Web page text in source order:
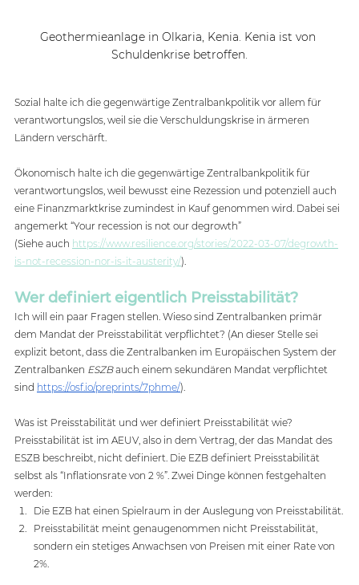
Geothermieanlage in Olkaria, Kenia. Kenia ist von
Schuldenkrise betroffen.
Sozial halte ich die gegenwärtige Zentralbankpolitik vor allem für
verantwortungslos, weil sie die Verschuldungskrise in ärmeren
Ländern verschärft.
Ökonomisch halte ich die gegenwärtige Zentralbankpolitik für
verantwortungslos, weil bewusst eine Rezession und potenziell auch
eine Finanzmarktkrise zumindest in Kauf genommen wird. Dabei sei
angemerkt “Your recession is not our degrowth”
(Siehe auch https://www.resilience.org/stories/2022-03-07/degrowth-
is-not-recession-nor-is-it-austerity/).
Wer definiert eigentlich Preisstabilität?
Ich will ein paar Fragen stellen. Wieso sind Zentralbanken primär
dem Mandat der Preisstabilität verpflichtet? (An dieser Stelle sei
explizit betont, dass die Zentralbanken im Europäischen System der
Zentralbanken ESZB auch einem sekundären Mandat verpflichtet
sind https://osf.io/preprints/7phme/).
Was ist Preisstabilität und wer definiert Preisstabilität wie?
Preisstabilität ist im AEUV, also in dem Vertrag, der das Mandat des
ESZB beschreibt, nicht definiert. Die EZB definiert Preisstabilität
selbst als “Inflationsrate von 2 %”. Zwei Dinge können festgehalten
werden:
Die EZB hat einen Spielraum in der Auslegung von Preisstabilität.
Preisstabilität meint genaugenommen nicht Preisstabilität,
sondern ein stetiges Anwachsen von Preisen mit einer Rate von
2%.